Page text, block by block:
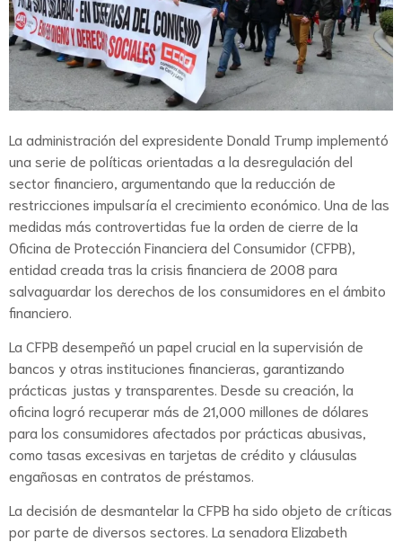
La administración del expresidente Donald Trump implementó
una serie de políticas orientadas a la desregulación del
sector financiero, argumentando que la reducción de
restricciones impulsaría el crecimiento económico. Una de las
medidas más controvertidas fue la orden de cierre de la
Oficina de Protección Financiera del Consumidor (CFPB),
entidad creada tras la crisis financiera de 2008 para
salvaguardar los derechos de los consumidores en el ámbito
financiero.
La CFPB desempeñó un papel crucial en la supervisión de
bancos y otras instituciones financieras, garantizando
prácticas justas y transparentes. Desde su creación, la
oficina logró recuperar más de 21,000 millones de dólares
para los consumidores afectados por prácticas abusivas,
como tasas excesivas en tarjetas de crédito y cláusulas
engañosas en contratos de préstamos.
La decisión de desmantelar la CFPB ha sido objeto de críticas
por parte de diversos sectores. La senadora Elizabeth